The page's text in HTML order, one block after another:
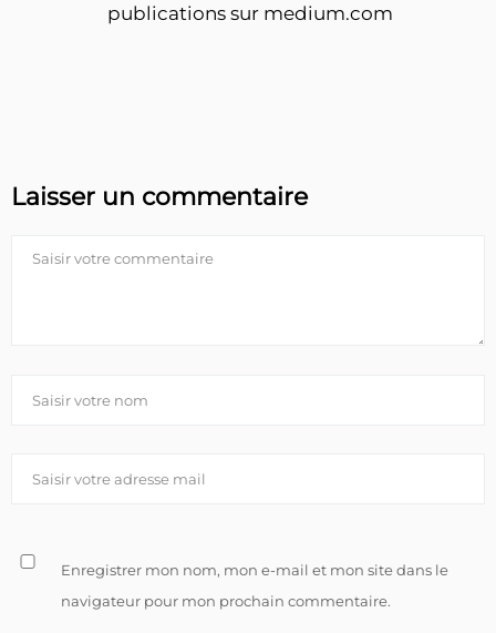
publications sur medium.com
Laisser un commentaire
Enregistrer mon nom, mon e-mail et mon site dans le
navigateur pour mon prochain commentaire.